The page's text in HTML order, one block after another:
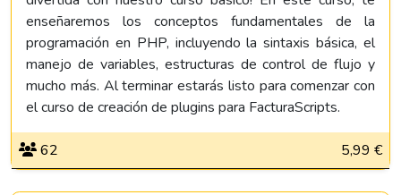
enseñaremos los conceptos fundamentales de la
programación en PHP, incluyendo la sintaxis básica, el
manejo de variables, estructuras de control de flujo y
mucho más. Al terminar estarás listo para comenzar con
el curso de creación de plugins para FacturaScripts.
62 5,99 €